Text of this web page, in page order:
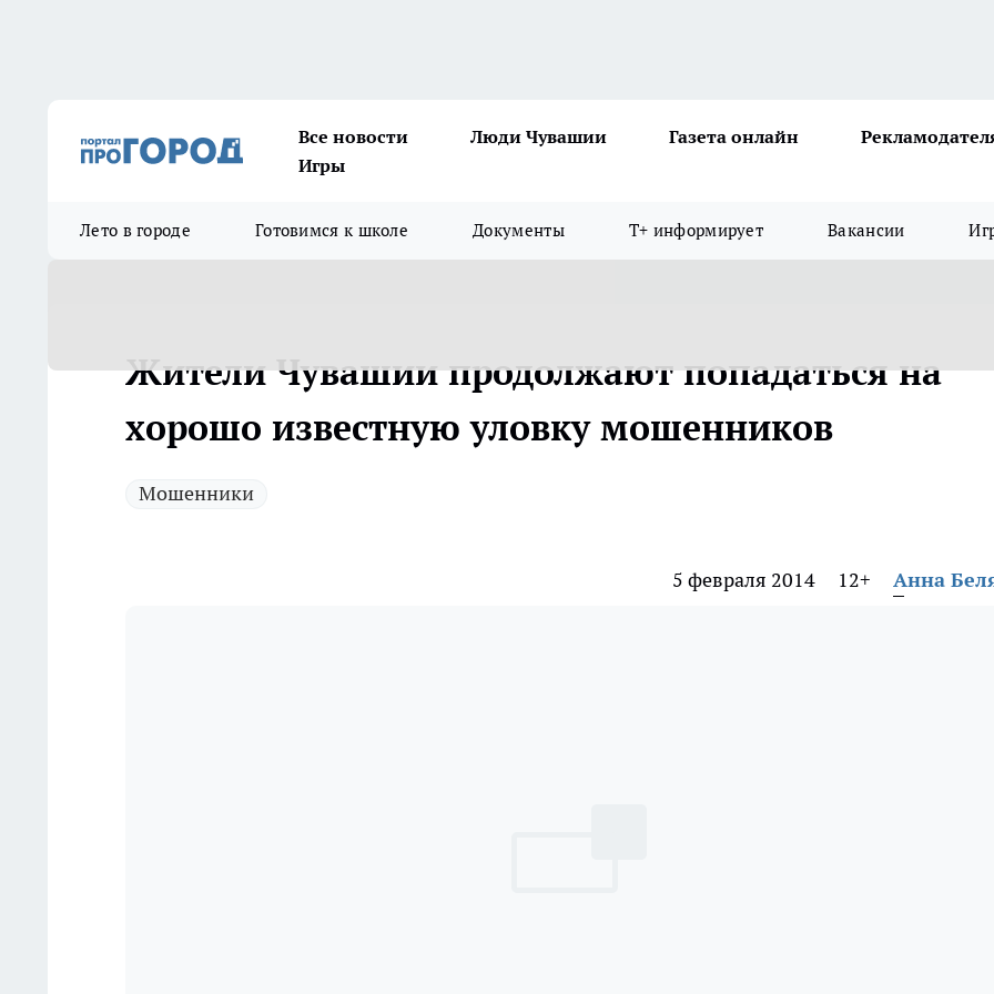
Все новости Люди Чувашии Газета онлайн
Игры
Лето в городе Готовимся к школе Документы Т+ информирует Вакансии
Жители Чувашии продолжают попадаться на
хорошо известную уловку мошенников
Мошенники
5 февраля 2014 12+ Анна